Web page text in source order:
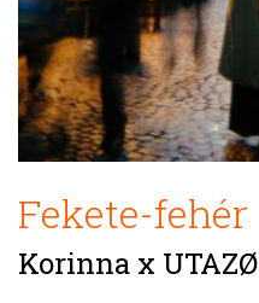
Fekete-fehér
Korinna x UTAZØ